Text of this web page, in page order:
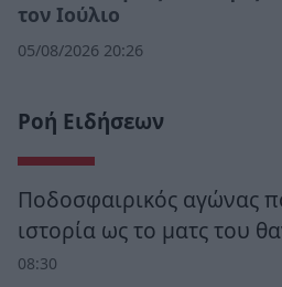
τον Ιούλιο
05/08/2026 20:26
Ροή Ειδήσεων
Ποδοσφαιρικός αγώνας
ιστορία ως το ματς του
08:30